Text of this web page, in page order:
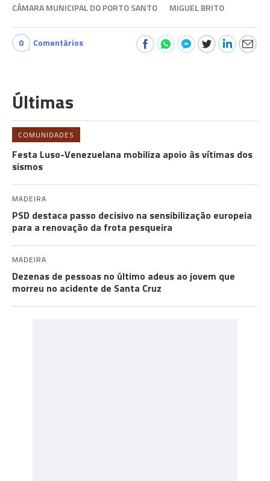
CÂMARA MUNICIPAL DO PORTO SANTO
MIGUEL BRITO
0 Comentários
Últimas
COMUNIDADES
Festa Luso-Venezuelana mobiliza apoio às vítimas dos
sismos
MADEIRA
PSD destaca passo decisivo na sensibilização europeia
para a renovação da frota pesqueira
MADEIRA
Dezenas de pessoas no último adeus ao jovem que
morreu no acidente de Santa Cruz